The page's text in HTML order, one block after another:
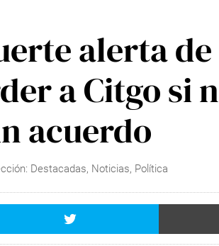
alerta
a Citgo si
acuerdo
Destacadas, Noticias, Política